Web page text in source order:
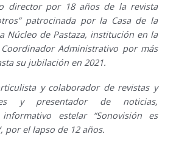
director por 18 años de la revista
patrocinada por la Casa de la
Núcleo de Pastaza, institución en la
Administrativo por más
su jubilación en 2021.
y colaborador de revistas y
y presentador de noticias,
estelar “Sonovisión es
por el lapso de 12 años.